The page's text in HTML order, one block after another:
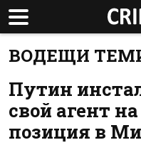
ВОДЕЩИ
Путин
свой агент
позиция в